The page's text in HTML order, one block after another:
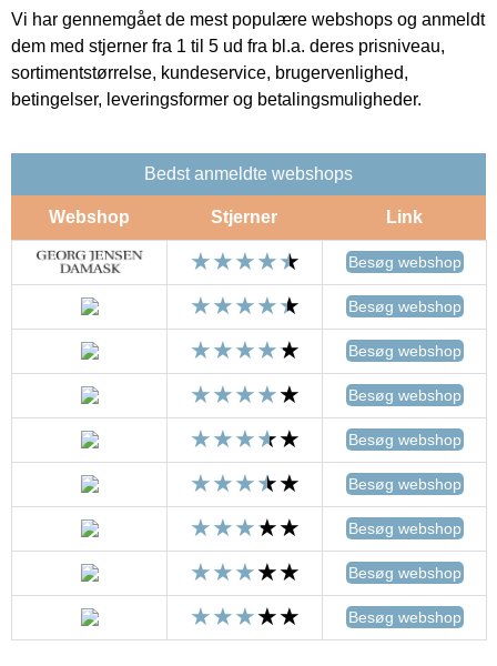
Vi har gennemgået de mest populære webshops og anmeldt
dem med stjerner fra 1 til 5 ud fra bl.a. deres prisniveau,
sortimentstørrelse, kundeservice, brugervenlighed,
betingelser, leveringsformer og betalingsmuligheder.
Bedst anmeldte webshops
Webshop Stjerner Link
Besøg webshop
Besøg webshop
Besøg webshop
Besøg webshop
Besøg webshop
Besøg webshop
Besøg webshop
Besøg webshop
Besøg webshop